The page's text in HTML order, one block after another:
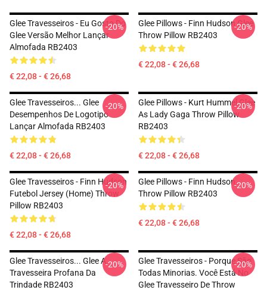
Glee Travesseiros - Eu Gosto Do
Glee Versão Melhor Lançar
Almofada RB2403
€ 22,08 - € 26,68
-20%
Glee Pillows - Finn Hudson Glee
Throw Pillow RB2403
€ 22,08 - € 26,68
-20%
Glee Travesseiros... Glee
Desempenhos De Logotipo
Lançar Almofada RB2403
€ 22,08 - € 26,68
-20%
Glee Pillows - Kurt Hummel Glee
As Lady Gaga Throw Pillow
RB2403
€ 22,08 - € 26,68
-20%
Glee Travesseiros - Finn Hudson
Futebol Jersey (Home) Throw
Pillow RB2403
€ 22,08 - € 26,68
-20%
Glee Pillows - Finn Hudson
Throw Pillow RB2403
€ 22,08 - € 26,68
-20%
Glee Travesseiros... Glee A
Travesseira Profana Da
Trindade RB2403
-20%
Glee Travesseiros - Porque São
Todas Minorias. Você Está No
Glee Travesseiro De Throw
-20%